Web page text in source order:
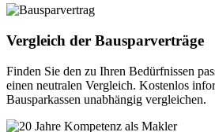
Vergleich der Bausparverträge
Finden Sie den zu Ihren Bedürfnissen
einen neutralen Vergleich. Kostenlos
Bausparkassen unabhängig vergleichen.